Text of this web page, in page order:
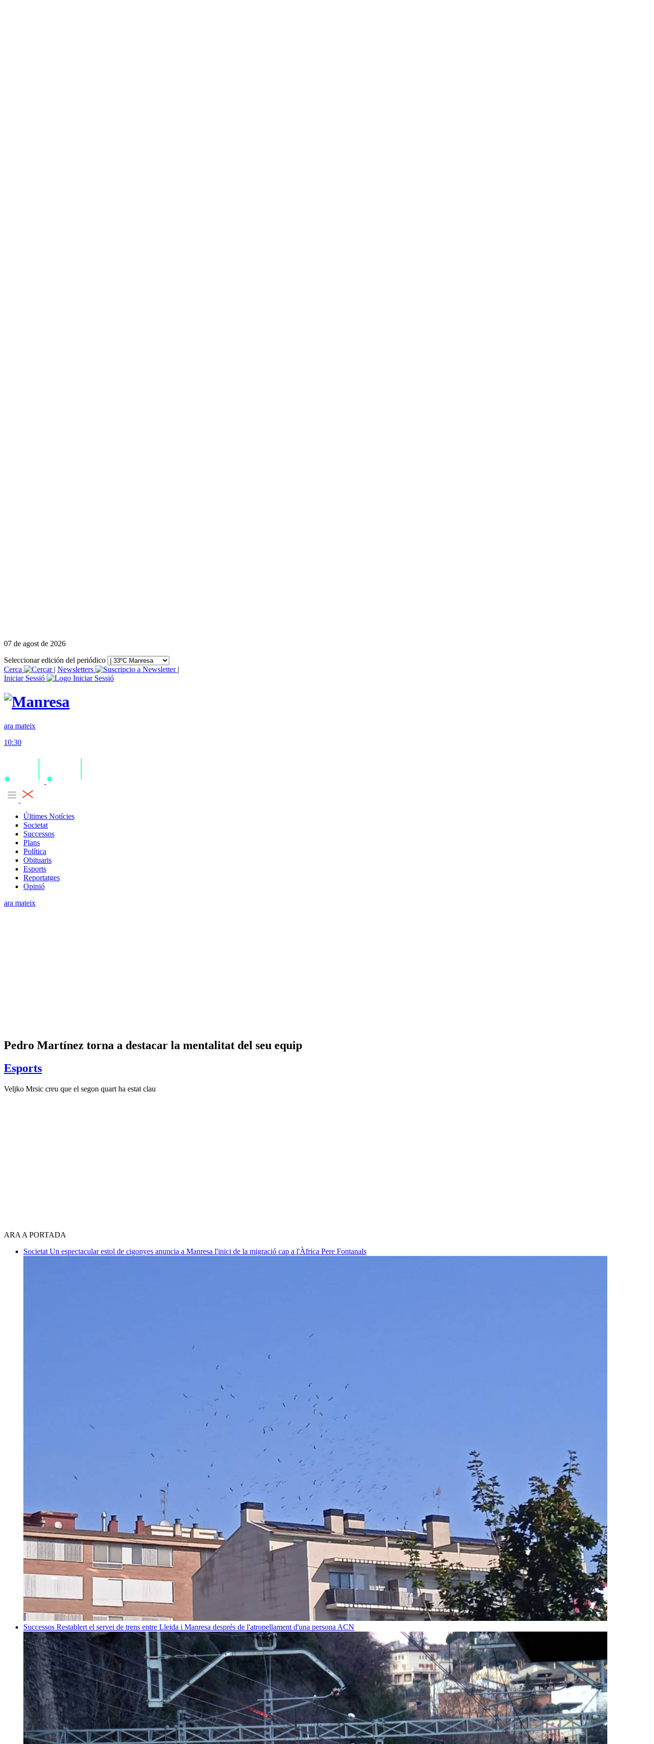
07 de agost de 2026
Seleccionar edición del periódico
Cerca
| Newsletters
|
Iniciar Sessió
ara mateix
10:30
Últimes Notícies
Societat
Successos
Plans
Política
Obituaris
Esports
Reportatges
Opinió
ara mateix
Pedro Martínez torna a destacar la mentalitat del seu equip
Esports
Veljko Mrsic creu que el segon quart ha estat clau
ARA A PORTADA
Societat Un espectacular estol de cigonyes anuncia a Manresa l'inici de la migració cap a l'Àfrica Pere Fontanals
Successos Restablert el servei de trens entre Lleida i Manresa després de l'atropellament d'una persona ACN